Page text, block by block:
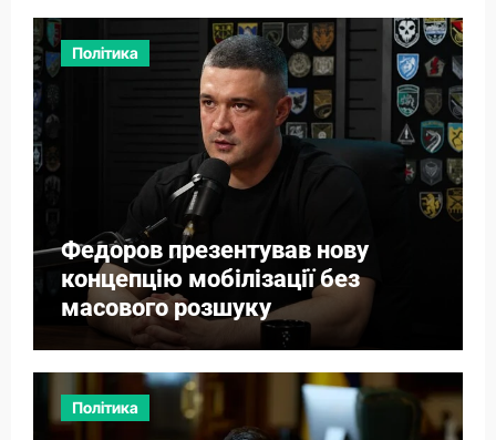
Політика
Федоров презентував нову
концепцію мобілізації без
масового розшуку
Політика